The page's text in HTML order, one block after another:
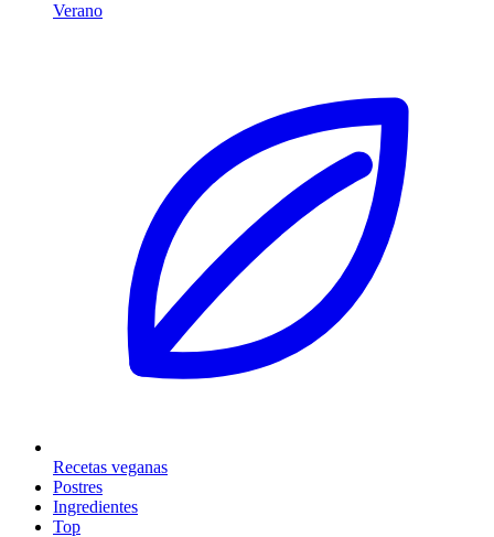
Verano
Recetas veganas
Postres
Ingredientes
Top